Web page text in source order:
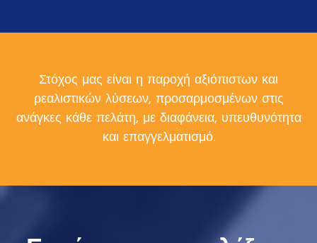
Στόχος μας είναι η παροχή αξιόπιστων και
ρεαλιστικών λύσεων, προσαρμοσμένων στις
ανάγκες κάθε πελάτη, με διαφάνεια, υπευθυνότητα
και επαγγελματισμό.